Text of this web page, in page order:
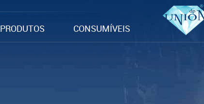
PRODUTOS CONSUMÍVEIS